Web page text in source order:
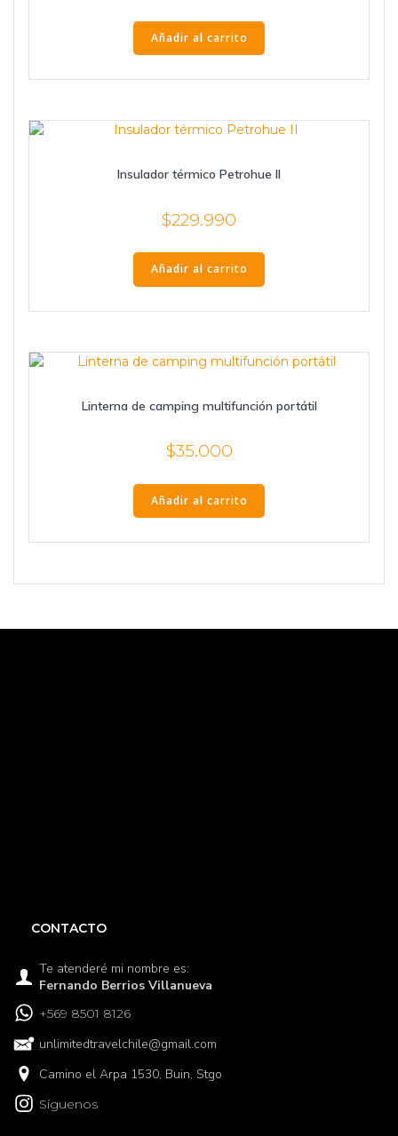
Añadir al carrito
Insulador térmico Petrohue II
$229.990
Añadir al carrito
Linterna de camping multifunción portátil
$35.000
Añadir al carrito
CONTACTO
Te atenderé mi nombre es:
Fernando Berrios Villanueva
+569 8501 8126
unlimitedtravelchile@gmail.com
Camino el Arpa 1530, Buin, Stgo
Síguenos